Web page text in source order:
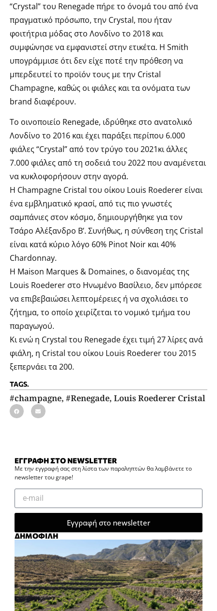
“Crystal” του Renegade πήρε το όνομά του από ένα
πραγματικό πρόσωπο, την Crystal, που ήταν
φοιτήτρια μόδας στο Λονδίνο το 2018 και
συμφώνησε να εμφανιστεί στην ετικέτα. Η Smith
υπογράμμισε ότι δεν είχε ποτέ την πρόθεση να
μπερδευτεί το προϊόν τους με την Cristal
Champagne, καθώς οι φιάλες και τα ονόματα των
brand διαφέρουν.
Το οινοποιείο Renegade, ιδρύθηκε στο ανατολικό
Λονδίνο το 2016 και έχει παράξει περίπου 6.000
φιάλες “Crystal” από τον τρύγο του 2021κι άλλες
7.000 φιάλες από τη σοδειά του 2022 που αναμένεται
να κυκλοφορήσουν στην αγορά.
Η Champagne Cristal του οίκου Louis Roederer είναι
ένα εμβληματικό κρασί, από τις πιο γνωστές
σαμπάνιες στον κόσμο, δημιουργήθηκε για τον
Τσάρο Αλέξανδρο Β’. Συνήθως, η σύνθεση της Cristal
είναι κατά κύριο λόγο 60% Pinot Noir και 40%
Chardonnay.
Η Maison Marques & Domaines, ο διανομέας της
Louis Roederer στο Ηνωμένο Βασίλειο, δεν μπόρεσε
να επιβεβαιώσει λεπτομέρειες ή να σχολιάσει το
ζήτημα, το οποίο χειρίζεται το νομικό τμήμα του
παραγωγού.
Κι ενώ η Crystal του Renegade έχει τιμή 27 λίρες ανά
φιάλη, η Cristal του οίκου Louis Roederer του 2015
ξεπερνάει τα 200.
TAGS.
#champagne, #Renegade, Louis Roederer Cristal
ΕΓΓΡΑΦΗ ΣΤΟ NEWSLETTER
Με την εγγραφή σας στη λίστα των παραληπτών θα λαμβάνετε το
newsletter του grape!
Εγγραφή στο newsletter
ΔΗΜΟΦΙΛΗ